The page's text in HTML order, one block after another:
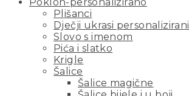
Poklon-personalizirano
Plišanci
Dječji ukrasi personalizirani
Slovo s imenom
Pića i slatko
Krigle
Šalice
Šalice magične